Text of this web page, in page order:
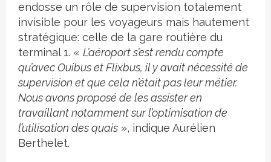
endosse un rôle de supervision totalement
invisible pour les voyageurs mais hautement
stratégique: celle de la gare routière du
terminal 1. « L’aéroport s’est rendu compte
qu’avec Ouibus et Flixbus, il y avait nécessité de
supervision et que cela n’était pas leur métier.
Nous avons proposé de les assister en
travaillant notamment sur l’optimisation de
l’utilisation des quais », indique Aurélien
Berthelet.